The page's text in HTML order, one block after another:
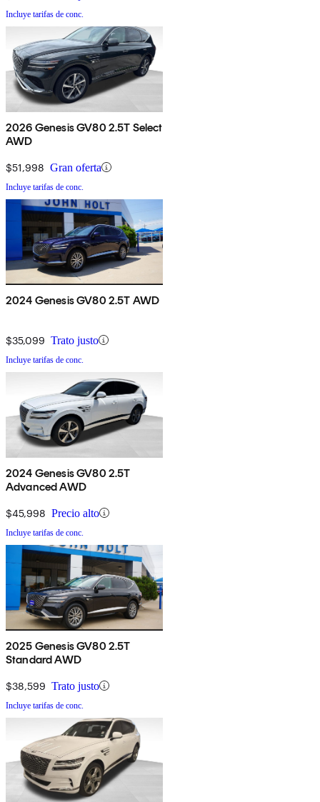
Incluye tarifas de conc.
2026 Genesis GV80 2.5T Select
AWD
$51,998 Gran oferta
Incluye tarifas de conc.
2024 Genesis GV80 2.5T AWD
$35,099 Trato justo
Incluye tarifas de conc.
2024 Genesis GV80 2.5T
Advanced AWD
$45,998 Precio alto
Incluye tarifas de conc.
2025 Genesis GV80 2.5T
Standard AWD
$38,599 Trato justo
Incluye tarifas de conc.